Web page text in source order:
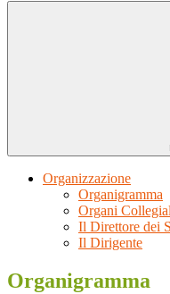
Organizzazione
Organigramma
Organi
Il Direttore dei
Il Dirigente
Organigramma